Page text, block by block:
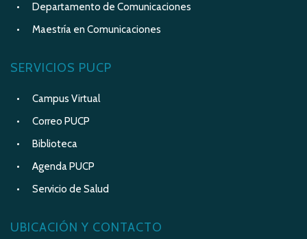
Departamento de Comunicaciones
Maestría en Comunicaciones
SERVICIOS PUCP
Campus Virtual
Correo PUCP
Biblioteca
Agenda PUCP
Servicio de Salud
UBICACIÓN Y CONTACTO